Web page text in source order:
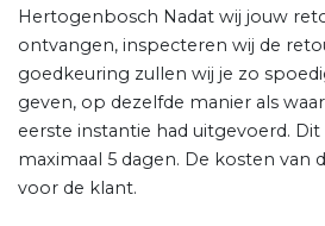
Hertogenbosch Nadat wij jouw
ontvangen, inspecteren wij de
goedkeuring zullen wij je zo
geven, op dezelfde manier als
eerste instantie had uitgevoerd.
maximaal 5 dagen. De kosten van
voor de klant.